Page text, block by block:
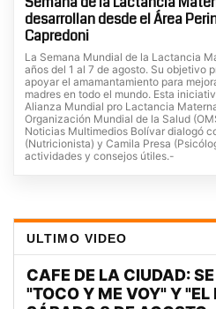
desarrollan desde el Área
Capredoni
La Semana Mundial de la Lactancia
años del 1 al 7 de agosto. Su objetivo
apoyar el amamantamiento para
madres en todo el mundo. Esta
Alianza Mundial pro Lactancia
Organización Mundial de la Salud
Noticias Multimedios Bolívar dialogó
(Nutricionista) y Camila Presa
actividades y consejos útiles.-
ULTIMO VIDEO